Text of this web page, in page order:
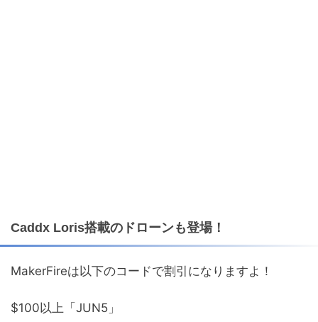
Caddx Loris搭載のドローンも登場！
MakerFireは以下のコードで割引になりますよ！
$100以上「JUN5」